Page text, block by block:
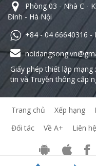
Phòng 03 - Nhà C -
Đình - Hà Nội
+84 - 04 66640316 -
Giấy phép thiết lập
tin và Truyền thông cấp
Trang chủ Xếp hạng
Đối tác
Về A+ Liên hệ